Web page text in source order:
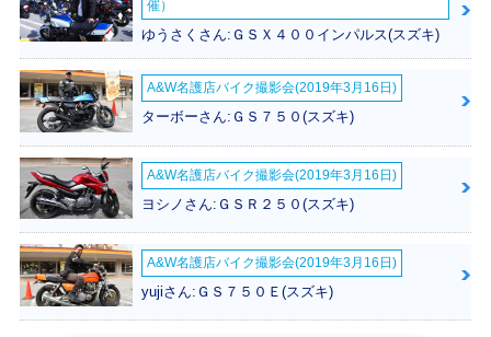
1996年 Let's・新
登場
催）
ゆうさくさん:ＧＳＸ４００インパルス(スズキ)
A&W名護店バイク撮影会(2019年3月16日)
ターボーさん:ＧＳ７５０(スズキ)
A&W名護店バイク撮影会(2019年3月16日)
ヨシノさん:ＧＳＲ２５０(スズキ)
A&W名護店バイク撮影会(2019年3月16日)
yujiさん:ＧＳ７５０Ｅ(スズキ)